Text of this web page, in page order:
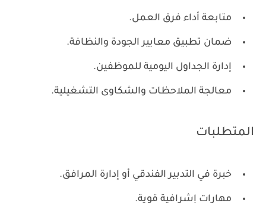
متابعة أداء فرق العمل.
ضمان تطبيق معايير الجودة والنظافة.
إدارة الجداول اليومية للموظفين.
معالجة الملاحظات والشكاوى التشغيلية.
المتطلبات
خبرة في التدبير الفندقي أو إدارة المرافق.
مهارات إشرافية قوية.